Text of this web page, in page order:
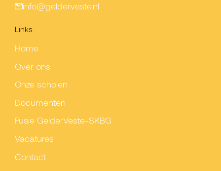
info@gelderveste.nl
Links
Home
Over ons
Onze scholen
Documenten
Fusie GelderVeste-SKBG
Vacatures
Contact